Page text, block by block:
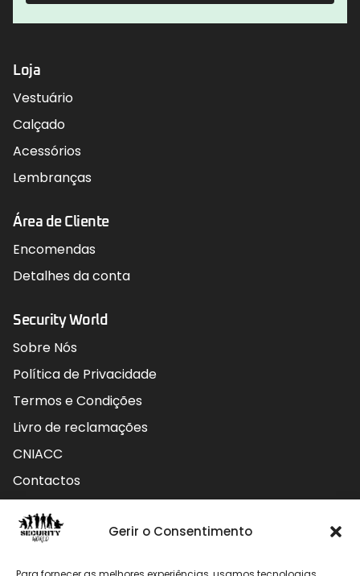
Gerir o Consentimento
Loja
Vestuário
Calçado
Acessórios
Lembranças
Área de Cliente
Encomendas
Detalhes da conta
Security World
Sobre Nós
Política de Privacidade
Termos e Condições
Livro de reclamações
CNIACC
Contactos
Contactos